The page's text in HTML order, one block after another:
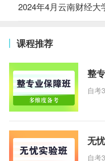
2024年4月云南财经大
课程推荐
整
自考
无
自考